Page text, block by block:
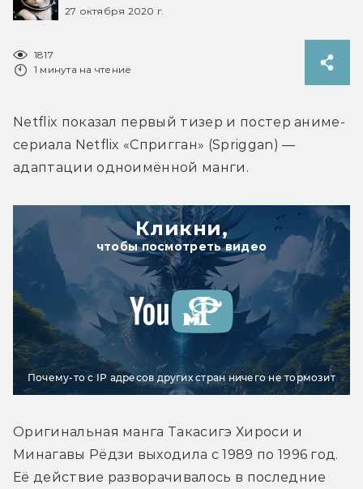
27 октября 2020 г.
1817
1 минута на чтение
Netflix показал первый тизер и постер аниме-
сериала Netflix «Спригган» (Spriggan) —
адаптации одноимённой манги.
Кликни,
чтобы посмотреть видео
Почему-то с IP адресов других стран ничего не тормозит
Оригинальная манга Такасигэ Хироси и
Минагавы Рёдзи выходила с 1989 по 1996 год.
Её действие разворачивалось в последние